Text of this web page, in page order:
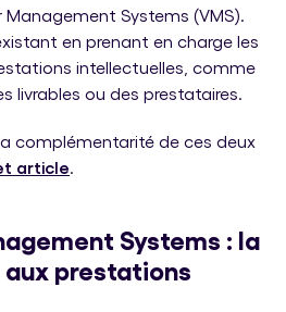
Systems (VMS).
en prenant en charge les
intellectuelles, comme
livrables ou des prestataires.
complémentarité de ces deux
article.
Systems : la
prestations